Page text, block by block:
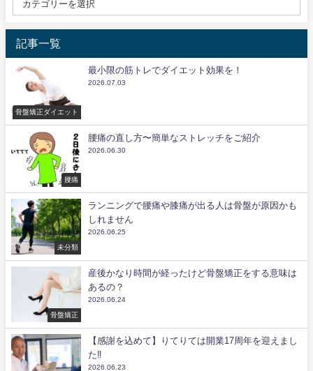
記事一覧
骨盤矯正ダイエット
最小限の筋トレでダイエット効果を！
2026.07.03
腰痛
腰痛の直し方〜簡単なストレッチをご紹介
2026.06.30
未分類
ランニングで腰痛や膝痛が出る人は骨盤が原因かも
しれません
2026.06.25
骨盤矯正
産後かなり時間が経ったけど骨盤矯正をする意味は
あるの？
2026.06.24
【感謝を込めて】りてりては開業17周年を迎えまし
た‼️
2026.06.23